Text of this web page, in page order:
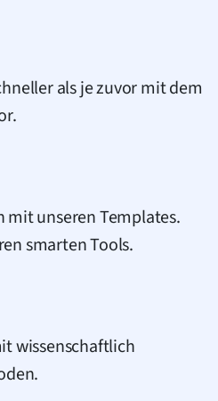
als je zuvor mit dem
mit unseren Templates.
smarten Tools.
wissenschaftlich